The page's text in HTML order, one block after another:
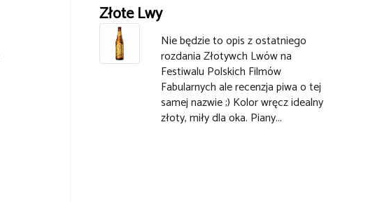
Złote Lwy
Nie będzie to opis z ostatniego
rozdania Złotywch Lwów na
Festiwalu Polskich Filmów
Fabularnych ale recenzja piwa o tej
samej nazwie ;) Kolor wręcz idealny
złoty, miły dla oka. Piany...